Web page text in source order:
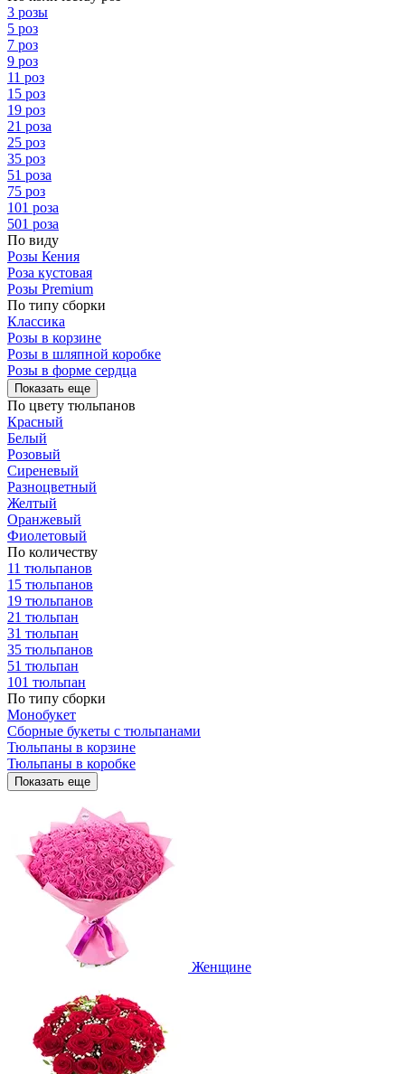
3 розы
5 роз
7 роз
9 роз
11 роз
15 роз
19 роз
21 роза
25 роз
35 роз
51 роза
75 роз
101 роза
501 роза
По виду
Розы Кения
Роза кустовая
Розы Premium
По типу сборки
Классика
Розы в корзине
Розы в шляпной коробке
Розы в форме сердца
Показать еще
По цвету тюльпанов
Красный
Белый
Розовый
Сиреневый
Разноцветный
Желтый
Оранжевый
Фиолетовый
По количеству
11 тюльпанов
15 тюльпанов
19 тюльпанов
21 тюльпан
31 тюльпан
35 тюльпанов
51 тюльпан
101 тюльпан
По типу сборки
Монобукет
Сборные букеты с тюльпанами
Тюльпаны в корзине
Тюльпаны в коробке
Показать еще
Женщине